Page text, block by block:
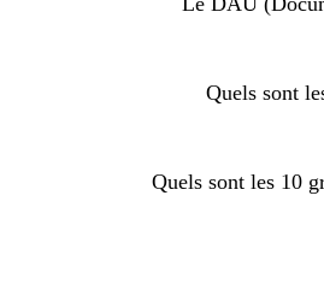
Quels sont
Quels sont les 10